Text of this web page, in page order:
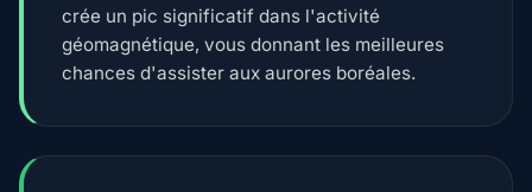
crée un pic significatif dans l'activité
géomagnétique, vous donnant les meilleures
chances d'assister aux aurores boréales.